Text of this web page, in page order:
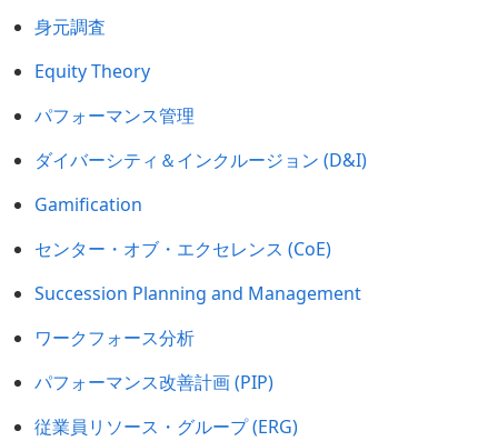
身元調査
Equity Theory
パフォーマンス管理
ダイバーシティ＆インクルージョン (D&I)
Gamification
センター・オブ・エクセレンス (CoE)
Succession Planning and Management
ワークフォース分析
パフォーマンス改善計画 (PIP)
従業員リソース・グループ (ERG)